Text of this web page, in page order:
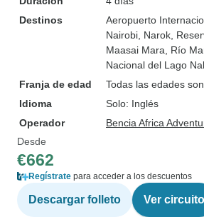
Destinos
Aeropuerto
Nairobi , Narok ,
Maasai Mara , Río
Nacional del Lago
Franja de edad
Todas las edades
Idioma
Solo: Inglés
Operador
Bencia Africa
Desde
€662
Regístrate para acceder a los descuentos
Descargar folleto Ver circuito